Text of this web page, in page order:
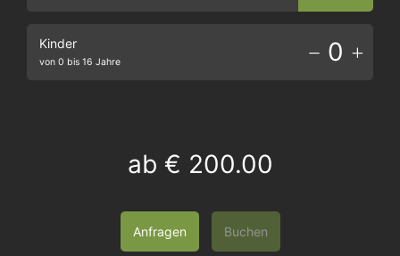
Kinder
von 0 bis 16 Jahre 0
ab € 200.00
Anfragen Buchen